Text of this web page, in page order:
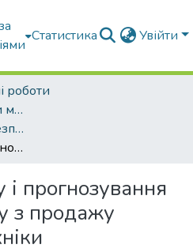
Статистика Увійти
роботи
Кваліфікаційні роботи магістрів
ОПП "Програмне забезпечення інформаційних систем"
Система аналізу і прогнозування роботи магазину з продажу електронної техніки
і прогнозування
з продажу